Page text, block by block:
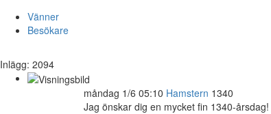
Vänner
Besökare
Inlägg: 2094
måndag 1/6 05:10 Hamstern 1340
Jag önskar dig en mycket fin 1340-årsdag!